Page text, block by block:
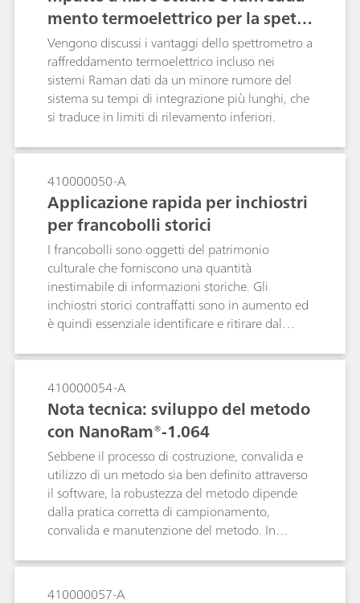
processo e la base del controllo del processo.
mento termoelettrico per la spettr
oscopia Raman e a fluorescenza
Vengono discussi i vantaggi dello spettrometro a
raffreddamento termoelettrico incluso nei
sistemi Raman dati da un minore rumore del
sistema su tempi di integrazione più lunghi, che
si traduce in limiti di rilevamento inferiori.
410000050-A
Applicazione rapida per inchiostri
per francobolli storici
I francobolli sono oggetti del patrimonio
culturale che forniscono una quantità
inestimabile di informazioni storiche. Gli
inchiostri storici contraffatti sono in aumento ed
è quindi essenziale identificare e ritirare dal
strumento portatile Raman i-Raman EX® con un
laser da 1.064 nm perché riduce al minimo la
fluorescenza sull'inchiostro. Lo strumento i-
Raman EX® permette inoltre di ridurre la
potenza del laser fino all'1% per evitare di
bruciare il campione, mentre il
videomicroscopio Raman analizza i più piccoli
dettagli, cosa essenziale per l'analisi del
patrimonio culturale di una busta da lettera
storica del 1885.
410000054-A
Nota tecnica: sviluppo del metodo
con NanoRam®-1.064
Sebbene il processo di costruzione, convalida e
utilizzo di un metodo sia ben definito attraverso
il software, la robustezza del metodo dipende
dalla pratica corretta di campionamento,
convalida e manutenzione del metodo. In
pratiche raccomandate per l'utilizzo del metodo
multivariato con NanoRam -1.064. Queste
410000057-A